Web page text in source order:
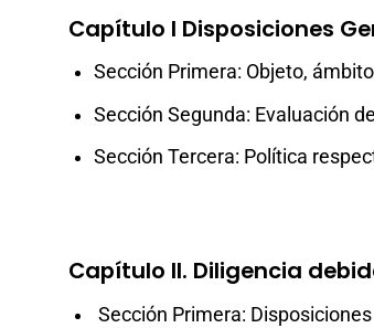
Capítulo I Disposiciones
Sección Primera: Objeto,
Sección Segunda: Evaluación
Sección Tercera: Política
Capítulo II. Diligencia
Sección Primera: